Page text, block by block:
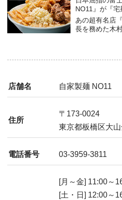
NO11』が『宅
あの超有名店
長を務めた木
NO11』。開
絶えない超人
グ。クタクタ
の味付脂、ト
ピングすれば
店舗名 自家製麺 NO11
住所
〒173-0024
東京都板橋区大
電話番号 03-3959-3811
[月～金] 11:00～
[土・日] 12:00～